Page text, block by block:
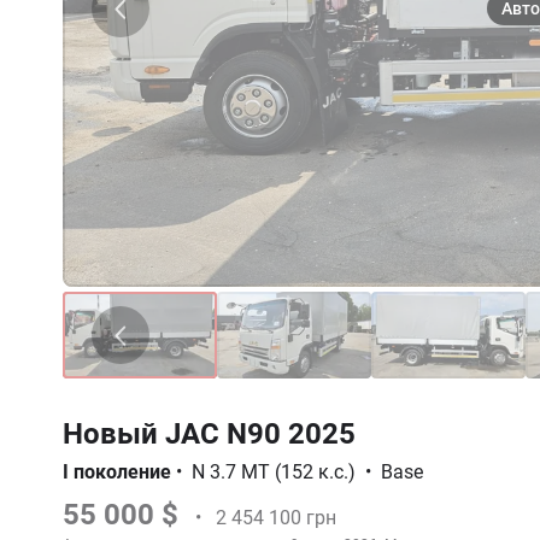
Новый JAC N90 2025
I поколение • N 3.7 MT (152 к.с.) • Base
55 000 $ • 2 454 100 грн